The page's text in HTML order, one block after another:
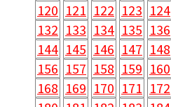
120 121 122 123 124
132 133 134 135 136
144 145 146 147 148
156 157 158 159 160
168 169 170 171 172